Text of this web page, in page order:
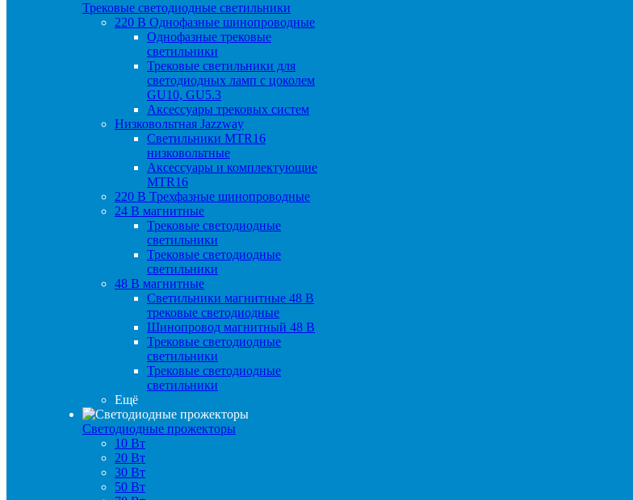
Трековые светодиодные светильники
220 B Однофазные шинопроводные
Однофазные трековые
светильники
Трековые светильники для
светодиодных ламп с цоколем
GU10, GU5.3
Аксессуары трековых систем
Низковольтная Jazzway
Светильники MTR16
низковольтные
Аксессуары и комплектующие
MTR16
220 B Трехфазные шинопроводные
24 B магнитные
Трековые светодиодные
светильники
Трековые светодиодные
светильники
48 B магнитные
Светильники магнитные 48 В
трековые светодиодные
Шинопровод магнитный 48 В
Трековые светодиодные
светильники
Трековые светодиодные
светильники
Ещё
Светодиодные прожекторы
10 Вт
20 Вт
30 Вт
50 Вт